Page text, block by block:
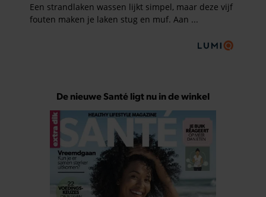
De nieuwe Santé ligt nu in de winkel